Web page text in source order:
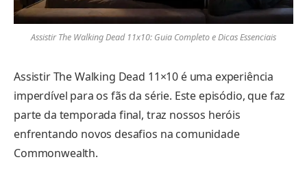
Assistir The Walking Dead 11x10: Guia Completo e Dicas Essenciais
Assistir The Walking Dead 11×10 é uma experiência
imperdível para os fãs da série. Este episódio, que faz
parte da temporada final, traz nossos heróis
enfrentando novos desafios na comunidade
Commonwealth.